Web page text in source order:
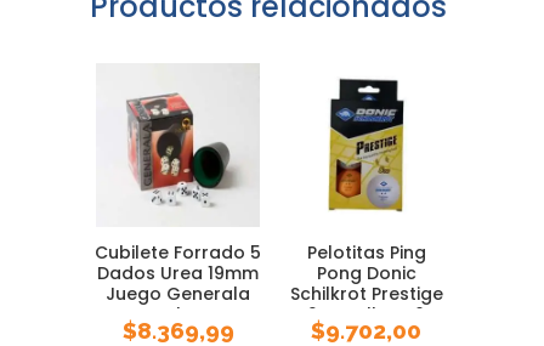
Cubilete Forrado 5
Dados Urea 19mm
Juego Generala
Local Pmc
$8.369,99
Pelotitas Ping
Pong Donic
Schilkrot Prestige
2 Estrellas X6
$9.702,00